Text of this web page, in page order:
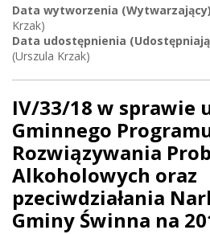
Data wytworzenia
Krzak)
Data udostępnienia
(Urszula Krzak)
IV/33/18 w sprawie
Gminnego
Rozwiązywania
Alkoholowych oraz
pzeciwdziałania
Gminy Świnna na